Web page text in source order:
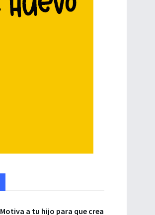
Motiva a tu hijo para que crea